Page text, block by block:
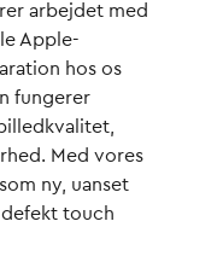
arbejdet med
Apple-
hos os
fungerer
Med vores
ny, uanset
touch